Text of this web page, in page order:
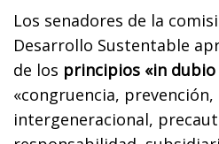
Los senadores de la
Desarrollo Sustentable
de los principios «in
«congruencia, prevención,
intergeneracional,